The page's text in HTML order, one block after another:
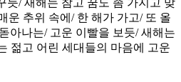
듯/ 새해는 참고 꿈도 좀 가지고 맞
운 추위 속에/ 한 해가 가고/ 또 올
아나는/ 고운 이빨을 보듯/ 새해는
젊고 어린 세대들의 마음에 고운